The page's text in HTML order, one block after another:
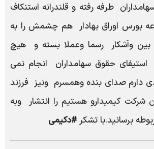
طرفه رفته و قلندرانه استنکاف
بورس اوراق بهادار هم چشمش را به
وآشکار رسما وعملا بسته‌ و هیچ
حقوق سهامداران انجام نمی
دارم صدای بنده وهمسرم ونیز فرزند
شرکت کیمیدارو هستیم را انتشار وبه
برسانید.با تشکر #دکیمی